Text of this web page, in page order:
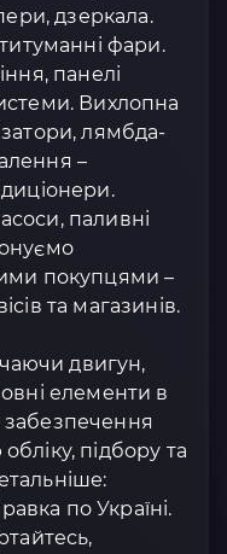
дзеркала.
фари.
панелі
Вихлопна
лямбда-
–
паливні
покупцями –
та магазинів.
двигун,
елементи в
підбору та
по Україні.